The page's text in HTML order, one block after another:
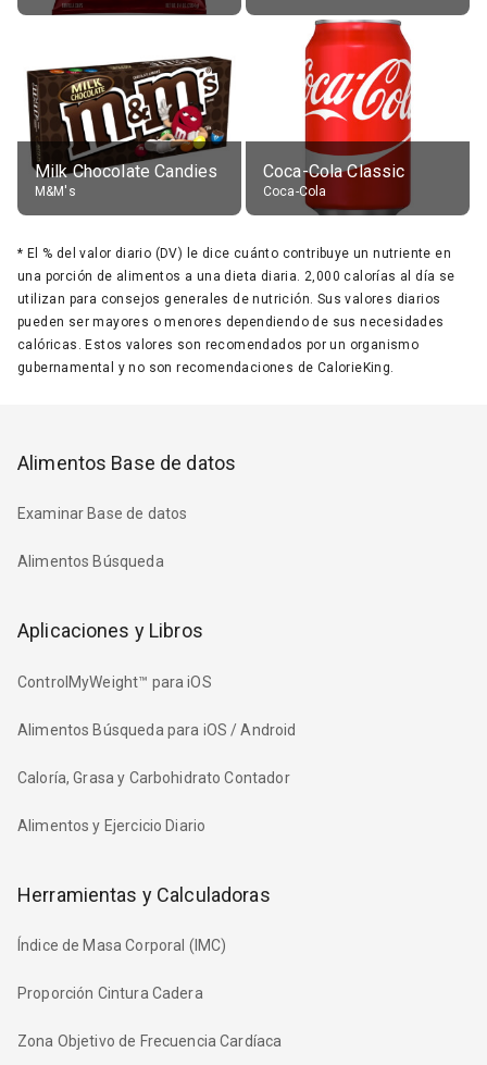
Milk Chocolate Candies
M&M's
Coca-Cola Classic
Coca-Cola
* El % del valor diario (DV) le dice cuánto contribuye un nutriente en
una porción de alimentos a una dieta diaria. 2,000 calorías al día se
utilizan para consejos generales de nutrición. Sus valores diarios
pueden ser mayores o menores dependiendo de sus necesidades
calóricas. Estos valores son recomendados por un organismo
gubernamental y no son recomendaciones de CalorieKing.
Alimentos Base de datos
Examinar Base de datos
Alimentos Búsqueda
Aplicaciones y Libros
ControlMyWeight™ para iOS
Alimentos Búsqueda para iOS / Android
Caloría, Grasa y Carbohidrato Contador
Alimentos y Ejercicio Diario
Herramientas y Calculadoras
Índice de Masa Corporal (IMC)
Proporción Cintura Cadera
Zona Objetivo de Frecuencia Cardíaca